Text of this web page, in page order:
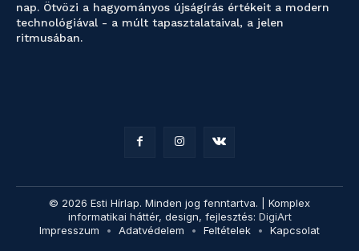
nap. Ötvözi a hagyományos újságírás értékeit a modern
technológiával - a múlt tapasztalataival, a jelen
ritmusában.
© 2026 Esti Hírlap. Minden jog fenntartva. | Komplex
informatikai háttér, design, fejlesztés: DigiArt
Impresszum
Adatvédelem Feltételek Kapcsolat